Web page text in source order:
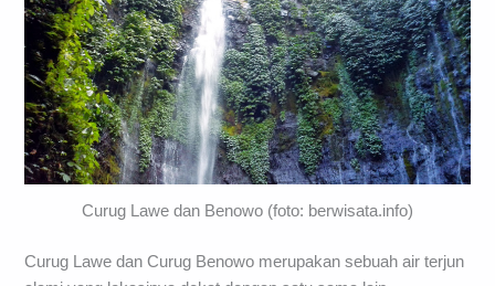
Curug Lawe dan Benowo (foto: berwisata.info)
Curug Lawe dan Curug Benowo merupakan sebuah air terjun